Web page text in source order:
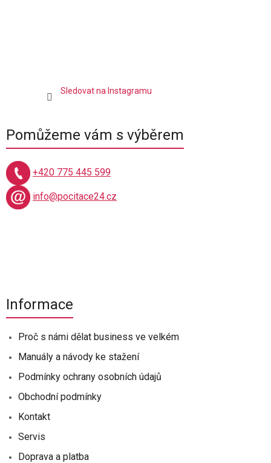
Sledovat na Instagramu
Pomůžeme vám s výběrem
+420 775 445 599
info@pocitace24.cz
Informace
Proč s námi dělat business ve velkém
Manuály a návody ke stažení
Podmínky ochrany osobních údajů
Obchodní podmínky
Kontakt
Servis
Doprava a platba